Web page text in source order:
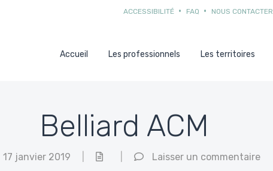
ACCESSIBILITÉ FAQ NOUS CONTACTER
Accueil Les professionnels Les territoires
Belliard ACM
17 janvier 2019 Laisser un commentaire